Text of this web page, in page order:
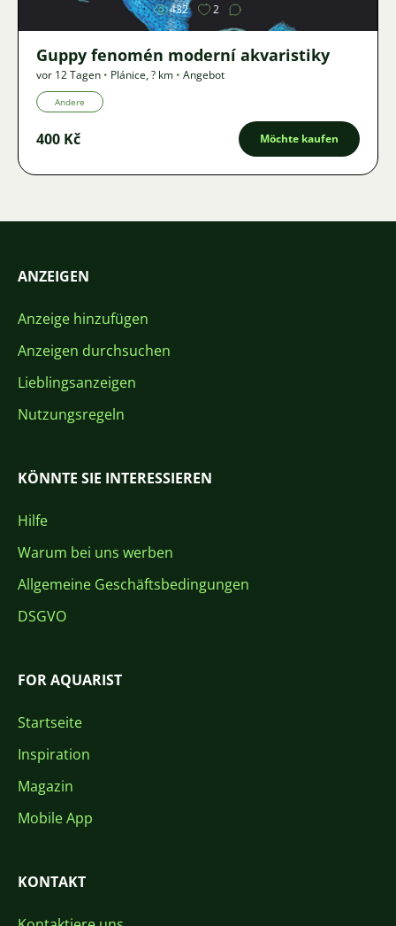
432 2
Guppy fenomén moderní akvaristiky
vor 12 Tagen • Plánice,? km • Angebot
Andere
400 Kč Möchte kaufen
ANZEIGEN
Anzeige hinzufügen
Anzeigen durchsuchen
Lieblingsanzeigen
Nutzungsregeln
KÖNNTE SIE INTERESSIEREN
Hilfe
Warum bei uns werben
Allgemeine Geschäftsbedingungen
DSGVO
FOR AQUARIST
Startseite
Inspiration
Magazin
Mobile App
KONTAKT